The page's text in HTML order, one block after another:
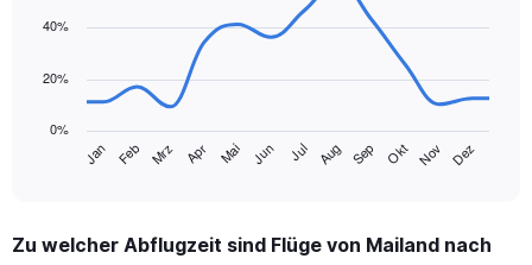
of
Range:
2.4.
data
The
has
categories.
Jan Feb Mrz Apr Mai Jun Jul Aug Sep Okt Nov Dez
0%
20%
40%
Zu welcher Abflugzeit sind Flüge von Mailand nach